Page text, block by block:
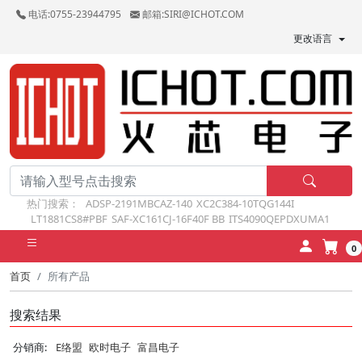
电话:0755-23944795
邮箱:SIRI@ICHOT.COM
更改语言
热门搜索： ADSP-2191MBCAZ-140 XC2C384-10TQG144I
LT1881CS8#PBF SAF-XC161CJ-16F40F BB ITS4090QEPDXUMA1
0
首页 所有产品
搜索结果
分销商: E络盟 欧时电子 富昌电子